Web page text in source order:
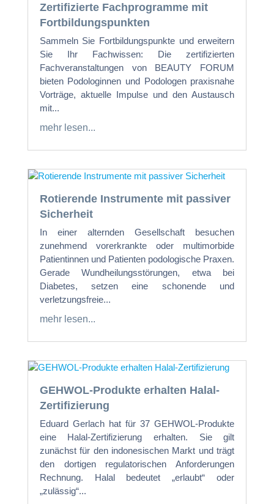
Zertifizierte Fachprogramme mit
Fortbildungspunkten
Sammeln Sie Fortbildungspunkte und erweitern
Sie Ihr Fachwissen: Die zertifizierten
Fachveranstaltungen von BEAUTY FORUM
bieten Podologinnen und Podologen praxisnahe
Vorträge, aktuelle Impulse und den Austausch
mit...
mehr lesen...
Rotierende Instrumente mit passiver
Sicherheit
In einer alternden Gesellschaft besuchen
zunehmend vorerkrankte oder multimorbide
Patientinnen und Patienten podologische Praxen.
Gerade Wundheilungsstörungen, etwa bei
Diabetes, setzen eine schonende und
verletzungsfreie...
mehr lesen...
GEHWOL-Produkte erhalten Halal-
Zertifizierung
Eduard Gerlach hat für 37 GEHWOL-Produkte
eine Halal-Zertifizierung erhalten. Sie gilt
zunächst für den indonesischen Markt und trägt
den dortigen regulatorischen Anforderungen
Rechnung. Halal bedeutet „erlaubt“ oder
„zulässig“...